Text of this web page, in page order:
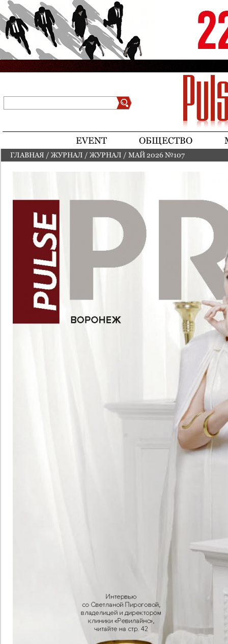
Jump to navigation
EVENT ОБЩЕСТВО
ГЛАВНАЯ / ЖУРНАЛ / ЖУРНАЛ / МАЙ 2026 №107